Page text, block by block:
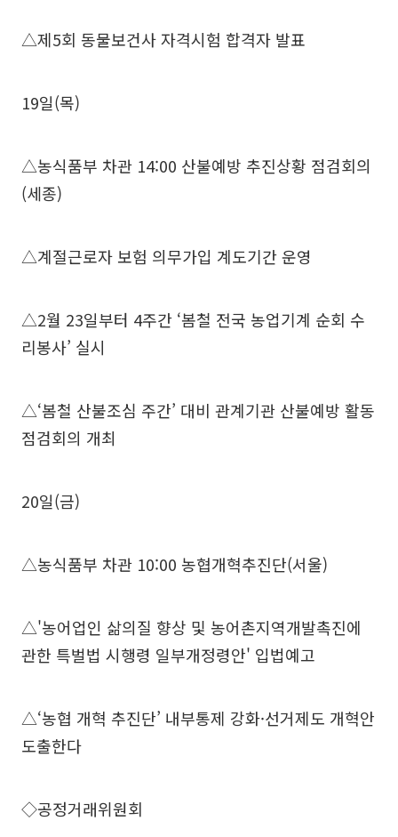
△제5회 동물보건사 자격시험 합격자 발표
19일(목)
△농식품부 차관 14:00 산불예방 추진상황 점검회의
(세종)
△계절근로자 보험 의무가입 계도기간 운영
△2월 23일부터 4주간 ‘봄철 전국 농업기계 순회 수
리봉사’ 실시
△‘봄철 산불조심 주간’ 대비 관계기관 산불예방 활동
점검회의 개최
20일(금)
△농식품부 차관 10:00 농협개혁추진단(서울)
△'농어업인 삶의질 향상 및 농어촌지역개발촉진에
관한 특벌법 시행령 일부개정령안' 입법예고
△‘농협 개혁 추진단’ 내부통제 강화·선거제도 개혁안
도출한다
◇공정거래위원회